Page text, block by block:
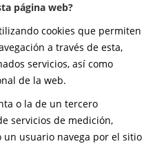
página web?
cookies que permiten
a través de esta,
servicios, así como
de la web.
o la de un tercero
servicios de medición,
usuario navega por el sitio